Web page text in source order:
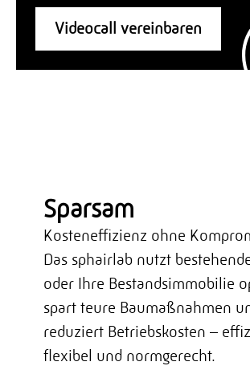
Videocall vereinbaren
Sparsam
Kosteneffizienz ohne
Das sphairlab nutzt
oder Ihre Bestandsimmobilie
spart teure Baumaßnahmen
reduziert Betriebskosten –
flexibel und normgerecht.